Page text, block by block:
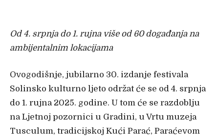
Od 4. srpnja do 1. rujna više od 60 događanja na
ambijentalnim lokacijama
Ovogodišnje, jubilarno 30. izdanje festivala
Solinsko kulturno ljeto održat će se od 4. srpnja
do 1. rujna 2025. godine. U tom će se razdoblju
na Ljetnoj pozornici u Gradini, u Vrtu muzeja
Tusculum, tradicijskoj Kući Parać, Paraćevom